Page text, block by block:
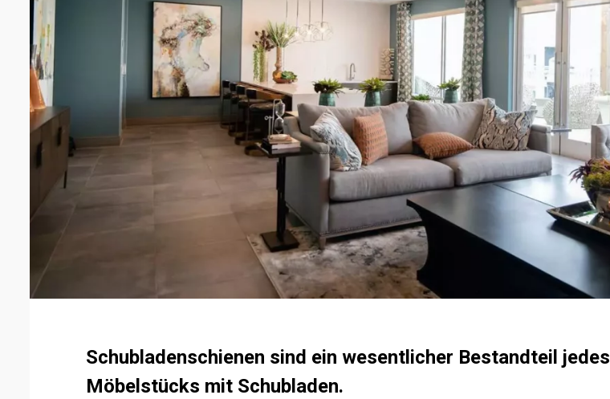
Schubladenschienen sind ein wesentlicher Bestandteil jedes
Möbelstücks mit Schubladen.